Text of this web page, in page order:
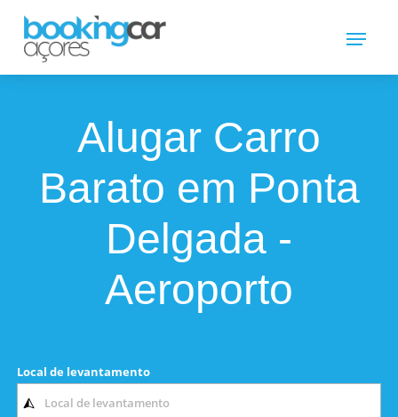
Alugar Carro
Barato em Ponta
Delgada -
Aeroporto
Local de levantamento